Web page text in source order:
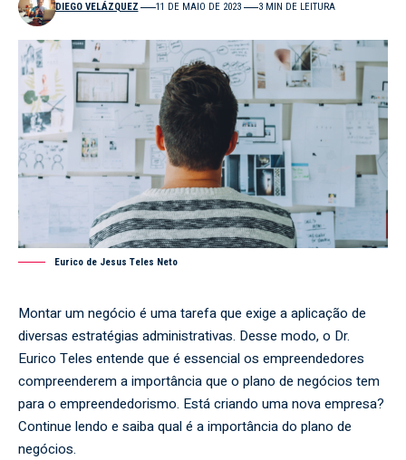
DIEGO VELÁZQUEZ 11 DE MAIO DE 2023 3 MIN DE LEITURA
Eurico de Jesus Teles Neto
Montar um negócio é uma tarefa que exige a aplicação de
diversas estratégias administrativas. Desse modo, o Dr.
Eurico Teles entende que é essencial os empreendedores
compreenderem a importância que o plano de negócios tem
para o empreendedorismo. Está criando uma nova empresa?
Continue lendo e saiba qual é a importância do plano de
negócios.